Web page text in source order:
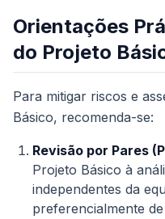
Orientações
do Projeto
Para mitigar riscos e
Básico, recomenda-se:
Revisão por Pares
Projeto Básico à
independentes da
preferencialmente